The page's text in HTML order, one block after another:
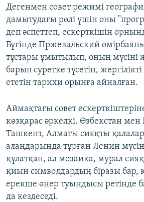
Дегенмен совет режимі
дамытудағы рөлі үшін оны
деп әспеттеп, ескерткішін
Бүгінде Пржевальский
тұстары ұмытылып, оның мүсіні
барып суретке түсетін,
ететін тарихи орынға айналған.
Аймақтағы совет
көзқарас әркелкі. Өзбекстан мен
Ташкент, Алматы сияқты
алаңдарында тұрған Ленин
құлатқан, ал мозаика, мурал
қиын символдардың біразы бар,
ерекше өнер туындысы ретінде
да кездеседі.